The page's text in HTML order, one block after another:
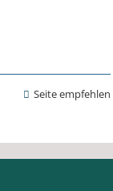
Seite empfehlen